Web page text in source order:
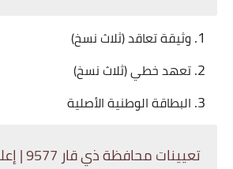
وثيقة تعاقد (ثلاث نسخ)
تعهد خطي (ثلاث نسخ)
البطاقة الوطنية الأصلية
تعيينات محافظة ذي قار 9577
|